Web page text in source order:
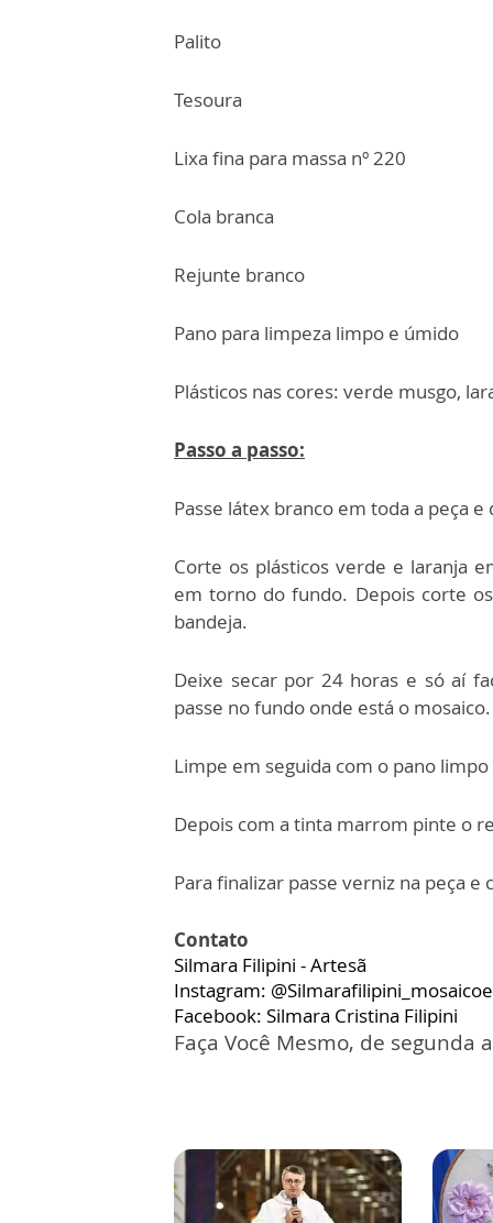
Palito
Tesoura
Lixa fina para massa nº 220
Cola branca
Rejunte branco
Pano para limpeza limpo e úmido
Plásticos nas cores: verde musgo,
Passo a passo:
Passe látex branco em toda a peça
Corte os plásticos verde e laranja
em torno do fundo. Depois corte
bandeja.
Deixe secar por 24 horas e só aí
passe no fundo onde está o mosaico.
Limpe em seguida com o pano
Depois com a tinta marrom pinte o
Para finalizar passe verniz na peça
Contato
Silmara Filipini - Artesã
Instagram:
Facebook: Silmara Cristina Filipini
Faça Você Mesmo, de segunda